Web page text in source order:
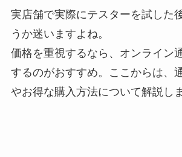
実店舗で実際にテスターを試した
うか迷いますよね。
価格を重視するなら、オンライン
するのがおすすめ。ここからは、
やお得な購入方法について解説しま